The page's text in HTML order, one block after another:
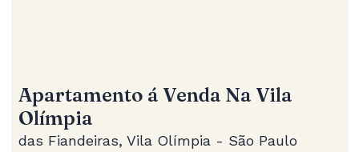
Apartamento á Venda Na Vila
Olímpia
das Fiandeiras, Vila Olímpia - São Paulo